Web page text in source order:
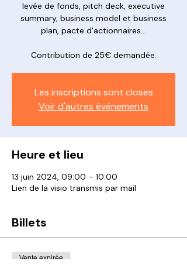
levée de fonds, pitch deck, executive
summary, business model et business
plan, pacte d'actionnaires...
Contribution de 25€ demandée.
Les inscriptions sont closes
Voir d'autres événements
Heure et lieu
13 juin 2024, 09:00 – 10:00
Lien de la visio transmis par mail
Billets
Vente expirée